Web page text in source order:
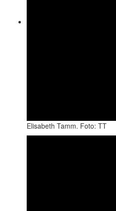
Elisabeth Tamm. Foto: TT